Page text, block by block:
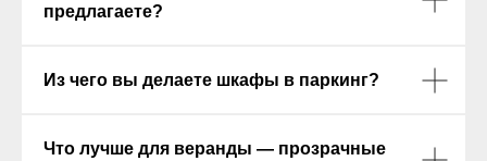
предлагаете?
Из чего вы делаете шкафы в паркинг?
Что лучше для веранды — прозрачные